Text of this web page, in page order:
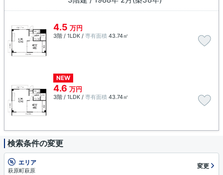
4.5 万円
3階 / 1LDK / 専有面積 43.74㎡
NEW
4.6 万円
3階 / 1LDK / 専有面積 43.74㎡
検索条件の変更
エリア
萩原町萩原
変更